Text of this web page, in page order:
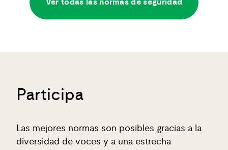
Ver todas las normas de seguridad
Participa
Las mejores normas son posibles gracias a la
diversidad de voces y a una estrecha